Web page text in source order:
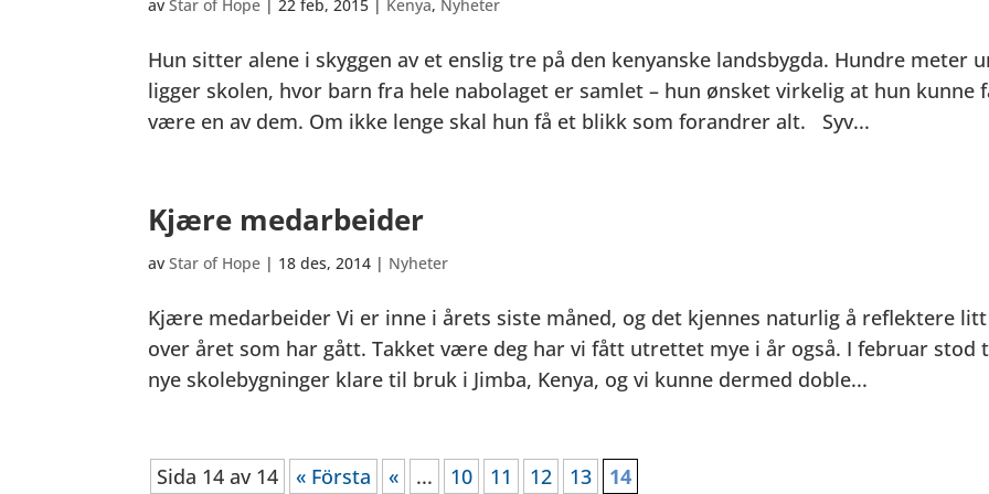
avStar of Hope |22 feb, 2015 | Kenya, Nyheter
Hun sitter alene i skyggen av et enslig tre på den kenyanske landsbygda. Hundre meter
ligger skolen, hvor barn fra hele nabolaget er samlet – hun ønsket virkelig at hun kunne
være en av dem. Om ikke lenge skal hun få et blikk som forandrer alt. Syv...
Kjære medarbeider
avStar of Hope | 18 des, 2014 | Nyheter
Kjære medarbeider Vi er inne i årets siste måned, og det kjennes naturlig å reflektere litt
over året som har gått. Takket være deg har vi fått utrettet mye i år også. I februar stod
nye skolebygninger klare til bruk i Jimba, Kenya, og vi kunne dermed doble...
Sida 14 av 14 « Första « ... 10 11 12 13 14